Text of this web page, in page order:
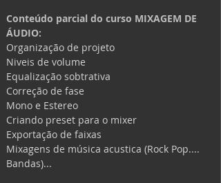
Conteúdo parcial do curso MIXAGEM DE
ÁUDIO:
Organização de projeto
Niveis de volume
Equalização sobtrativa
Correção de fase
Mono e Estereo
Criando preset para o mixer
Exportação de faixas
Mixagens de música acustica (Rock Pop....
Bandas)...